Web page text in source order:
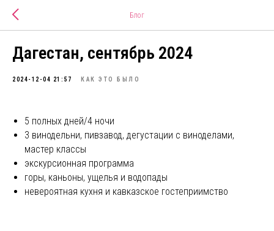
Блог
Дагестан, сентябрь 2024
2024-12-04 21:57 КАК ЭТО БЫЛО
5 полных дней/4 ночи
3 винодельни, пивзавод, дегустации c виноделами,
мастер классы
экскурсионная программа
горы, каньоны, ущелья и водопады
невероятная кухня и кавказское гостеприимство